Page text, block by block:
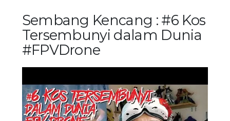
Sembang Kencang : #6 Kos
Tersembunyi dalam Dunia
#FPVDrone